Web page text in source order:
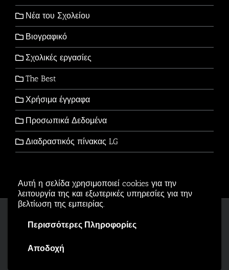
Αυτή η σελίδα χρησιμοποιεί cookies για την
λειτουργία της και εξωτερικές υπηρεσίες για την
βελτίωση της εμπειρίας.
Περισσότερες Πληροφορίες
Αποδοχή
Νέα του Σχολείου
Βιογραφικό
Σχολικές εργασίες
The Best
Χρήσιμα έγγραφα
Προσωπικά Δεδομένα
Διαδραστικός πίνακας LG
Αρβανιτίδης Θεόδωρος Powered by